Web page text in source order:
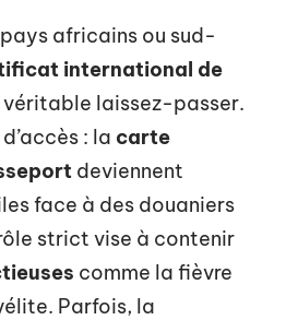
africains ou sud-
international de
véritable laissez-passer.
: la carte
deviennent
face à des douaniers
strict vise à contenir
comme la fièvre
Parfois, la